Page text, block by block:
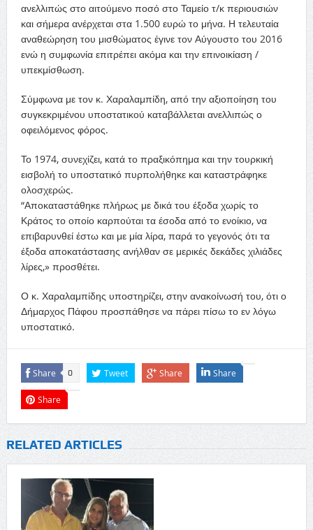
ανελλιπώς στο αιτούμενο ποσό στο Ταμείο τ/κ περιουσιών
και σήμερα ανέρχεται στα 1.500 ευρώ το μήνα. Η τελευταία
αναθεώρηση του μισθώματος έγινε τον Αύγουστο του 2016
ενώ η συμφωνία επιτρέπει ακόμα και την επινοικίαση /
υπεκμίσθωση.
Σύμφωνα με τον κ. Χαραλαμπίδη, από την αξιοποίηση του
συγκεκριμένου υποστατικού καταβάλλεται ανελλιπώς ο
οφειλόμενος φόρος.
Το 1974, συνεχίζει, κατά το πραξικόπημα και την τουρκική
εισβολή το υποστατικό πυρπολήθηκε και καταστράφηκε
ολοσχερώς.
“Αποκαταστάθηκε πλήρως με δικά του έξοδα χωρίς το
Κράτος το οποίο καρπούται τα έσοδα από το ενοίκιο, να
επιβαρυνθεί έστω και με μία λίρα, παρά το γεγονός ότι τα
έξοδα αποκατάστασης ανήλθαν σε μερικές δεκάδες χιλιάδες
λίρες,» προσθέτει.
Ο κ. Χαραλαμπίδης υποστηρίζει, στην ανακοίνωσή του, ότι ο
Δήμαρχος Πάφου προσπάθησε να πάρει πίσω το εν λόγω
υποστατικό.
Share 0 Tweet Share Share
Share
RELATED ARTICLES